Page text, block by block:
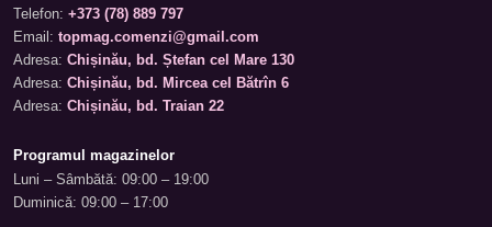
Telefon: +373 (78) 889 797
Email: topmag.comenzi@gmail.com
Adresa: Chișinău, bd. Ștefan cel Mare 130
Adresa: Chișinău, bd. Mircea cel Bătrîn 6
Adresa: Chișinău, bd. Traian 22
Programul magazinelor
Luni – Sâmbătă: 09:00 – 19:00
Duminică: 09:00 – 17:00